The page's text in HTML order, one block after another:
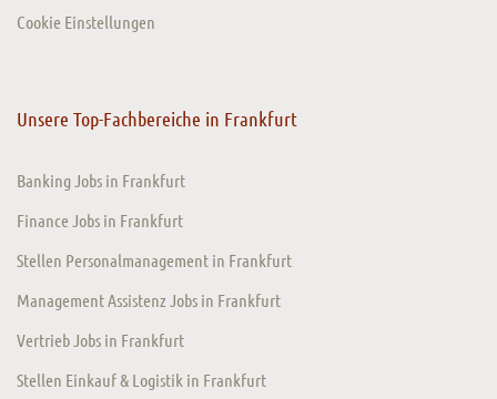
Cookie Einstellungen
Unsere Top-Fachbereiche in Frankfurt
Banking Jobs in Frankfurt
Finance Jobs in Frankfurt
Stellen Personalmanagement in Frankfurt
Management Assistenz Jobs in Frankfurt
Vertrieb Jobs in Frankfurt
Stellen Einkauf & Logistik in Frankfurt